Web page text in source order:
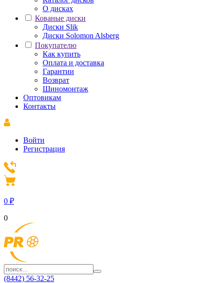
О дисках
Кованые диски
Диски Slik
Диски Solomon Alsberg
Покупателю
Как купить
Оплата и доставка
Гарантии
Возврат
Шиномонтаж
Оптовикам
Контакты
Войти
Регистрация
0 ₽
0
(8442) 56-32-25